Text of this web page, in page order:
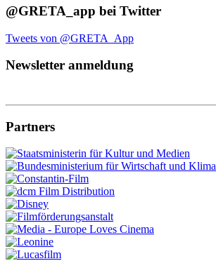
@GRETA_app bei Twitter
Tweets von @GRETA_App
Newsletter anmeldung
Partners